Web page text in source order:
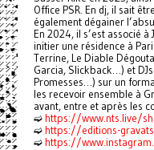
Office PSR. En dj, il sait
également dégainer
En 2024, il s’est associé
initier une résidence à
Terrine, Le Diable
Garcia, Slickback…) et
Promesses…) sur un
les recevoir ensemble à
avant, entre et après les
➫https://www.nts.live/
➫https://editions-
➫https://